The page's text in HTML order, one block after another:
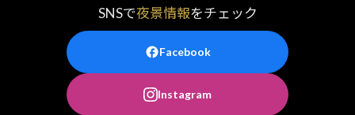
SNSで夜景情報をチェック
Facebook
Instagram